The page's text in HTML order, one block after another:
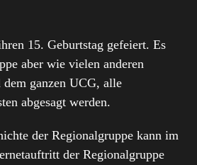
15. Geburtstag gefeiert. Es
aber wie vielen anderen
ganzen UCG, alle
abgesagt werden.
der Regionalgruppe kann im
der Regionalgruppe